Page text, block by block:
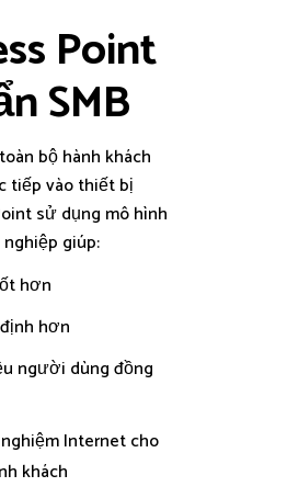
Point
SMB
bộ hành khách
tiếp vào thiết bị
sử dụng mô hình
giúp:
hơn
hơn
người dùng đồng
Internet cho
khách